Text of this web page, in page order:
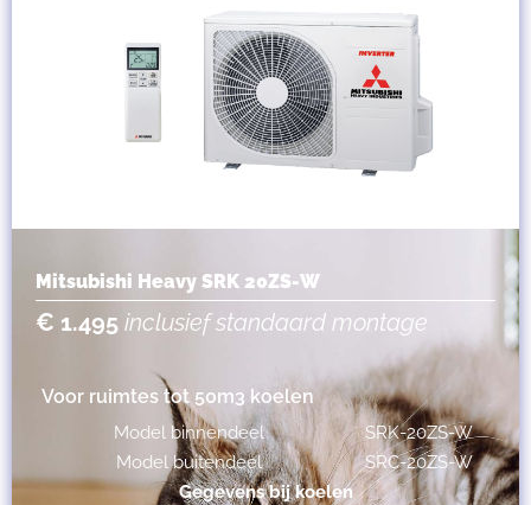
Mitsubishi Heavy SRK 20ZS-W
€ 1.495 inclusief standaard montage
Voor ruimtes tot 50m3 koelen
Model binnendeel
SRK-20ZS-W
Model buitendeel
SRC-20ZS-W
Gegevens bij koelen